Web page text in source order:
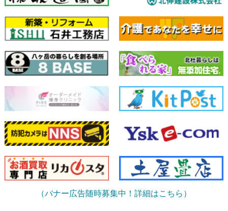
（バナー広告随時募集中！詳細はこちら）